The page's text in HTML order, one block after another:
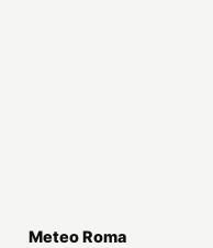
Meteo Roma